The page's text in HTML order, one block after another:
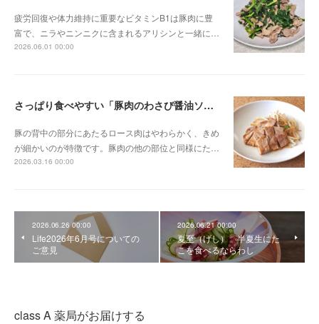
疲労回復や体力維持に重要なビタミンB1は豚肉に豊
富で、ニラやニンニクに含まれるアリシンと一緒に…
2026.06.01 00:00
さっぱり食べやすい「豚肉のわさび醤油ソテー」
豚の背中の部分にあたるロース肉はやわらかく、きめ
が細かいのが特徴です。豚肉の他の部位と同様にた…
2026.03.16 00:00
2026.06.26 00:00
Life2026年6月号についての
ご意見
2026.06.21 00:00
夏至（げし） 半夏生にた
こを食べるならわし
class A 薬局がお届けする